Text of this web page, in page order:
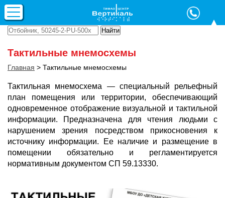
Тактильные мнемосхемы
Главная > Тактильные мнемосхемы
Тактильная мнемосхема — специальный рельефный
план помещения или территории, обеспечивающий
одновременное отображение визуальной и тактильной
информации. Предназначена для чтения людьми с
нарушением зрения посредством прикосновения к
источнику информации. Ее наличие и размещение в
помещении обязательно и регламентируется
нормативным документом СП 59.13330.